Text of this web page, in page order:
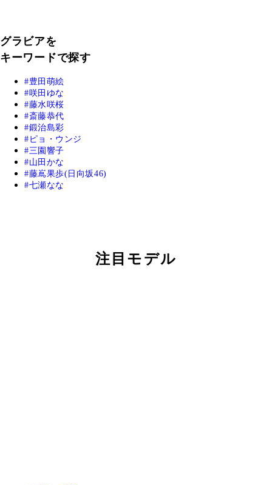
グラビアを
キーワードで探す
豊田萌絵
咲田ゆな
藤水咲桜
斎藤恭代
鍛治島彩
ピョ・ウンジ
三園響子
山田かな
藤嶌果歩(日向坂46)
七瀬なな
注目モデル